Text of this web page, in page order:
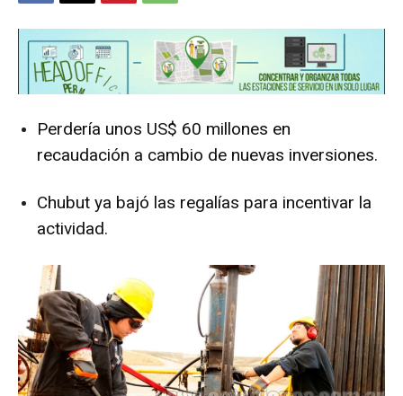
Perdería unos US$ 60 millones en
recaudación a cambio de nuevas inversiones.
Chubut ya bajó las regalías para incentivar la
actividad.